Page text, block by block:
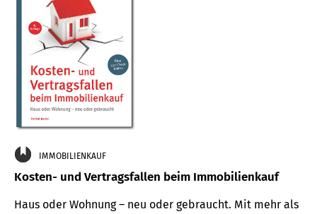
IMMOBILIENKAUF
Kosten- und Vertragsfallen beim Immobilienkauf
Haus oder Wohnung – neu oder gebraucht. Mit mehr als